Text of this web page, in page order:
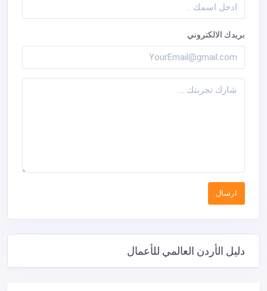
دليل الأردن العالمي للأعمال
بريدك الالكتروني